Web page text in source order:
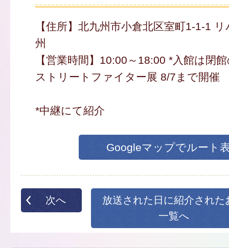
【住所】北九州市小倉北区室町1-1-1
州
【営業時間】10:00～18:00 *入館は閉
ストリートファイター展 8/7まで開催
*中継にて紹介
Googleマップでルート
次へ
放送された日に紹介された
一覧へ